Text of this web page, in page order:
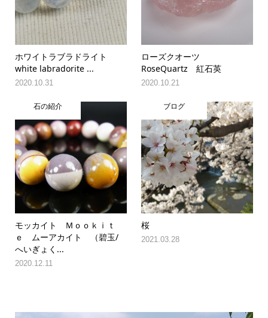
ホワイトラブラドライト
white labradorite ...
2020.10.31
ローズクオーツ
RoseQuartz 紅石英
2020.10.21
石の紹介
モッカイト Ｍｏｏｋｉｔ
ｅ ムーアカイト （碧玉/
へいぎょく...
2020.12.11
ブログ
桜
2021.03.28